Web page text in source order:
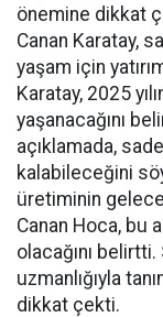
önemine dikkat
Canan Karatay,
yaşam için
Karatay, 2025
yaşanacağını
açıklamada,
kalabileceğini
üretiminin
Canan Hoca, bu
olacağını
uzmanlığıyla
dikkat çekti.